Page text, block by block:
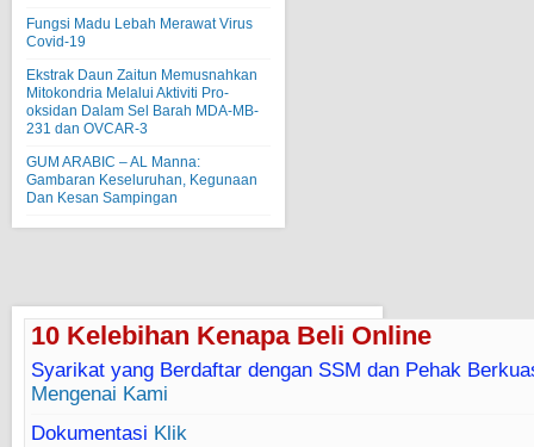
Fungsi Madu Lebah Merawat Virus
Covid-19
Ekstrak Daun Zaitun Memusnahkan
Mitokondria Melalui Aktiviti Pro-
oksidan Dalam Sel Barah MDA-MB-
231 dan OVCAR-3
GUM ARABIC – AL Manna:
Gambaran Keseluruhan, Kegunaan
Dan Kesan Sampingan
10 Kelebihan Kenapa Beli Online
Syarikat yang Berdaftar dengan SSM dan Pehak
Mengenai Kami
Dokumentasi Klik